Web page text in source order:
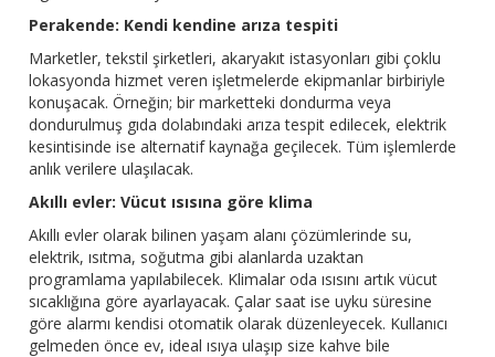
Perakende: Kendi kendine arıza tespiti
Marketler, tekstil şirketleri, akaryakıt istasyonları gibi çoklu
lokasyonda hizmet veren işletmelerde ekipmanlar birbiriyle
konuşacak. Örneğin; bir marketteki dondurma veya
dondurulmuş gıda dolabındaki arıza tespit edilecek, elektrik
kesintisinde ise alternatif kaynağa geçilecek. Tüm işlemlerde
anlık verilere ulaşılacak.
Akıllı evler: Vücut ısısına göre klima
Akıllı evler olarak bilinen yaşam alanı çözümlerinde su,
elektrik, ısıtma, soğutma gibi alanlarda uzaktan
programlama yapılabilecek. Klimalar oda ısısını artık vücut
sıcaklığına göre ayarlayacak. Çalar saat ise uyku süresine
göre alarmı kendisi otomatik olarak düzenleyecek. Kullanıcı
gelmeden önce ev, ideal ısıya ulaşıp size kahve bile